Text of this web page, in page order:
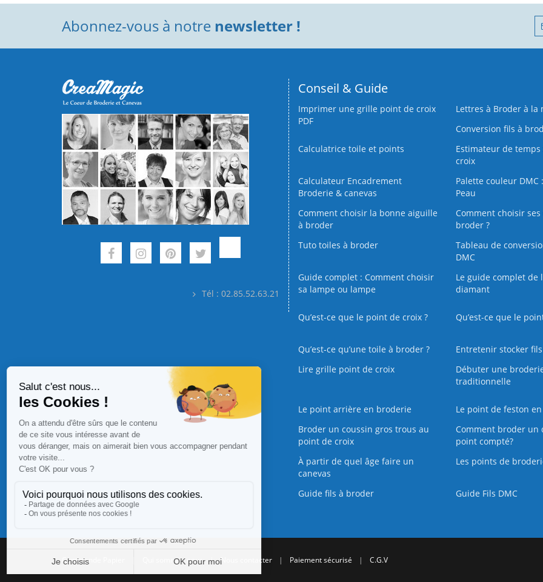
Abonnez-vous à notre newsletter !
Tél : 02.85.52.63.21
Conseil & Guide
Imprimer une grille point de croix
PDF
Lettres à Broder à la
Conversion fils à
Calculatrice toile et points
Estimateur de temps
croix
Calculateur Encadrement
Broderie & canevas
Palette couleur DMC
Peau
Comment choisir la bonne aiguille
à broder
Comment choisir ses
broder ?
Tuto toiles à broder
Tableau de
DMC
Guide complet : Comment choisir
sa lampe ou lampe
Le guide complet de
diamant
Qu’est-ce que le point de croix ?
Qu’est-ce que le
Qu’est‑ce qu’une toile à broder ?
Entretenir stocker
Lire grille point de croix
Débuter une
traditionnelle
Le point arrière en broderie
Le point de feston
Broder un coussin gros trous au
point de croix
Comment broder un
point compté?
À partir de quel âge faire un
canevas
Les points de
Guide fils à broder
Guide Fils DMC
Commande Papier Qui sommes nous | Nous contacter | Paiement sécurisé | C.G.V